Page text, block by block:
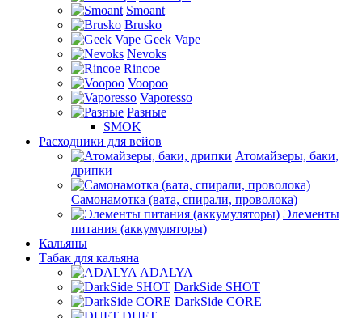
Smoant
Brusko
Geek Vape
Nevoks
Rincoe
Voopoo
Vaporesso
Разные
SMOK
Расходники для вейов
Атомайзеры, баки,
дрипки
Самонамотка (вата, спирали, проволока)
Элементы
питания (аккумуляторы)
Кальяны
Табак для кальяна
ADALYA
DarkSide SHOT
DarkSide CORE